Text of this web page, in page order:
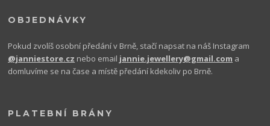
OBJEDNÁVKY
Pokud zvolíš osobní předání v Brně, stačí napsat na náš Instagram
@janniestore.cz nebo email jannie.jewellery@gmail.com a
domluvíme se na čase a místě předání kdekoliv po Brně.
PLATEBNÍ BRÁNY